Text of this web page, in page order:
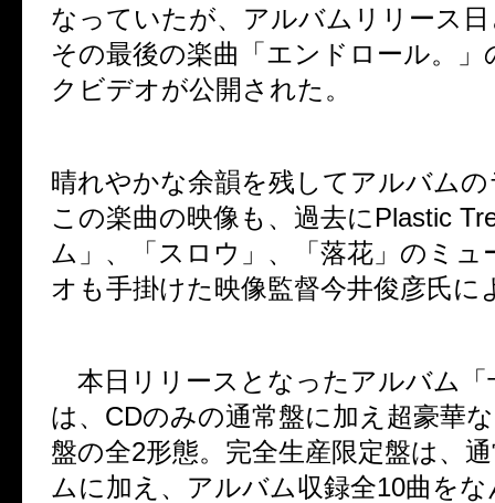
なっていたが、アルバムリリース
その最後の楽曲「エンドロール。
クビデオが公開された。
晴れやかな余韻を残してアルバム
この楽曲の映像も、過去に Plastic
ム」、「スロウ」、「落花」のミュ
オも手掛けた映像監督今井俊彦氏に
本日リリースとなったアルバム「
は、 CDのみの通常盤に加え超豪華
盤の全2形態。完全生産限定盤は、
ムに加え、アルバム収録全10曲を